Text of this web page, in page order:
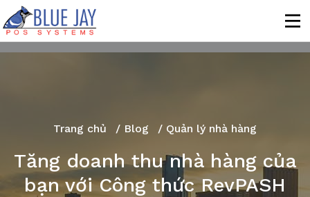
Trang chủ / Blog / Quản lý nhà hàng
Tăng doanh thu nhà hàng của
bạn với Công thức RevPASH